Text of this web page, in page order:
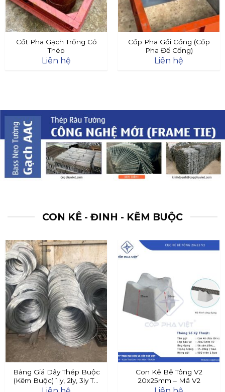
Cốt Pha Gạch Trồng Cỏ
Thép
Liên hệ
Cốp Pha Gối Cống (Cốp
Pha Đế Cống)
Liên hệ
CON KÊ - ĐINH - KẼM BUỘC
Bảng Giá Dây Thép Buộc
(Kẽm Buộc) 1ly, 2ly, 3ly Tại
Đây
Con Kê Bê Tông V2
20x25mm – Mã V2